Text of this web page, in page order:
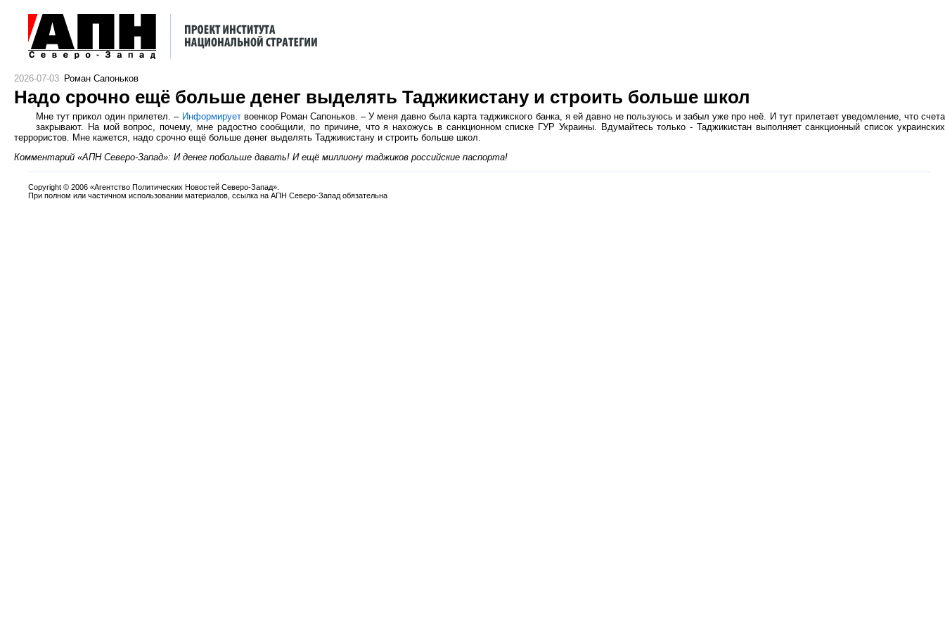
2026-07-03 Роман Сапоньков
Надо срочно ещё больше денег выделять Таджикистану и строить больше школ
Мне тут прикол один прилетел. – Информируетвоенкор Роман Сапоньков. – У меня давно была карта таджикского банка, я ей давно не пользуюсь и забыл уже про неё. И тут прилетает уведомление, что счета
закрывают. На мой вопрос, почему, мне радостно сообщили, по причине, что я нахожусь в санкционном списке ГУР Украины. Вдумайтесь только - Таджикистан выполняет санкционный список украинских
террористов. Мне кажется, надо срочно ещё больше денег выделять Таджикистану и строить больше школ.
Комментарий «АПН Северо-Запад»: И денег побольше давать! И ещё миллиону таджиков российские паспорта!
Copyright © 2006 «Агентство Политических Новостей Северо-Запад».
При полном или частичном использовании материалов, ссылка на АПН Северо-Запад обязательна